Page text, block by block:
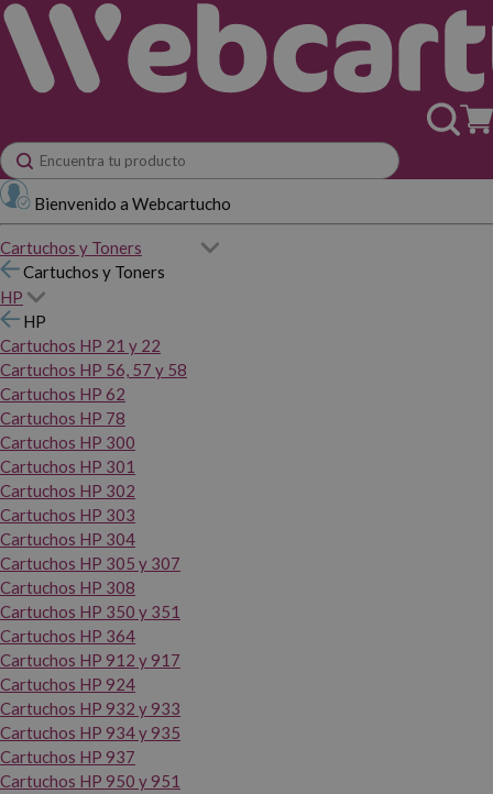
Bienvenido a Webcartucho
Cartuchos y Toners
Cartuchos y Toners
HP
HP
Cartuchos HP 21 y 22
Cartuchos HP 56, 57 y 58
Cartuchos HP 62
Cartuchos HP 78
Cartuchos HP 300
Cartuchos HP 301
Cartuchos HP 302
Cartuchos HP 303
Cartuchos HP 304
Cartuchos HP 305 y 307
Cartuchos HP 308
Cartuchos HP 350 y 351
Cartuchos HP 364
Cartuchos HP 912 y 917
Cartuchos HP 924
Cartuchos HP 932 y 933
Cartuchos HP 934 y 935
Cartuchos HP 937
Cartuchos HP 950 y 951